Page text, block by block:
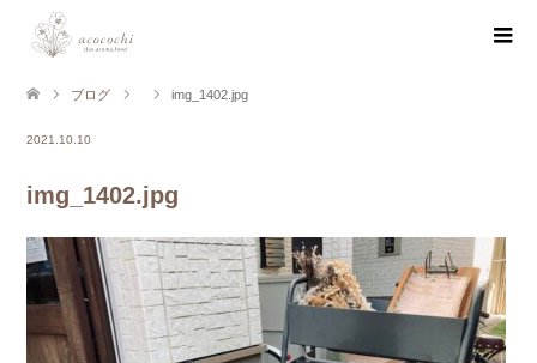
ブログ img_1402.jpg
2021.10.10
img_1402.jpg